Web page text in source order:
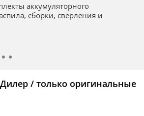
аккумуляторного
сборки, сверления и
/ только оригинальные